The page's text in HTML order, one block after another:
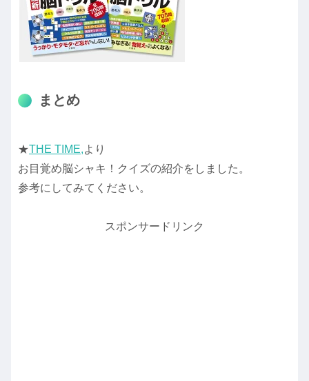
まとめ
★THE TIME,より
お目覚め脳シャキ！クイズの紹介をしました。
参考にしてみてください。
スポンサードリンク